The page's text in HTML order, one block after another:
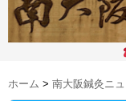
ホーム > 南大阪鍼灸ニ